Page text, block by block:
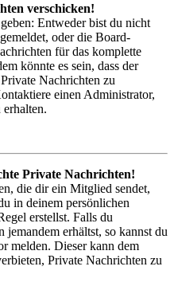
verschicken!
Entweder bist du nicht
oder die Board-
für das komplette
könnte es sein, dass der
Nachrichten zu
einen Administrator,
Private Nachrichten!
die dir ein Mitglied sendet,
in deinem persönlichen
erstellst. Falls du
jemandem erhältst, so kannst du
melden. Dieser kann dem
Private Nachrichten zu